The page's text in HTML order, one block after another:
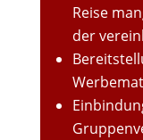
Reise
der